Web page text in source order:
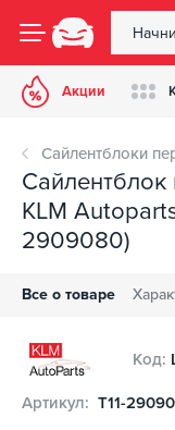
Акции
Сайлентблоки
Сайлентблок
KLM
2909080)
Все о товаре
Код:
Артикул: T11-